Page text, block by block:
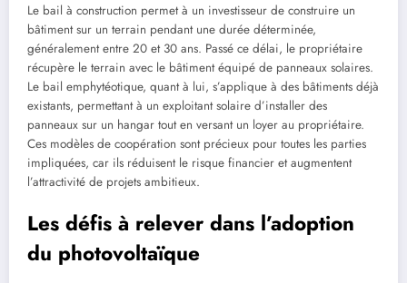
Le bail à construction permet à un investisseur de construire un
bâtiment sur un terrain pendant une durée déterminée,
généralement entre 20 et 30 ans. Passé ce délai, le propriétaire
récupère le terrain avec le bâtiment équipé de panneaux solaires.
Le bail emphytéotique, quant à lui, s’applique à des bâtiments déjà
existants, permettant à un exploitant solaire d’installer des
panneaux sur un hangar tout en versant un loyer au propriétaire.
Ces modèles de coopération sont précieux pour toutes les parties
impliquées, car ils réduisent le risque financier et augmentent
l’attractivité de projets ambitieux.
Les défis à relever dans l’adoption
du photovoltaïque